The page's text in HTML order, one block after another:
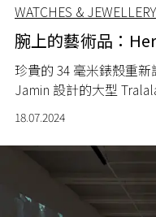
WATCHES & JEWELLERY
腕上的藝術品：
珍貴的 34 毫米錶殼重
Jamin 設計的大型
18.07.2024